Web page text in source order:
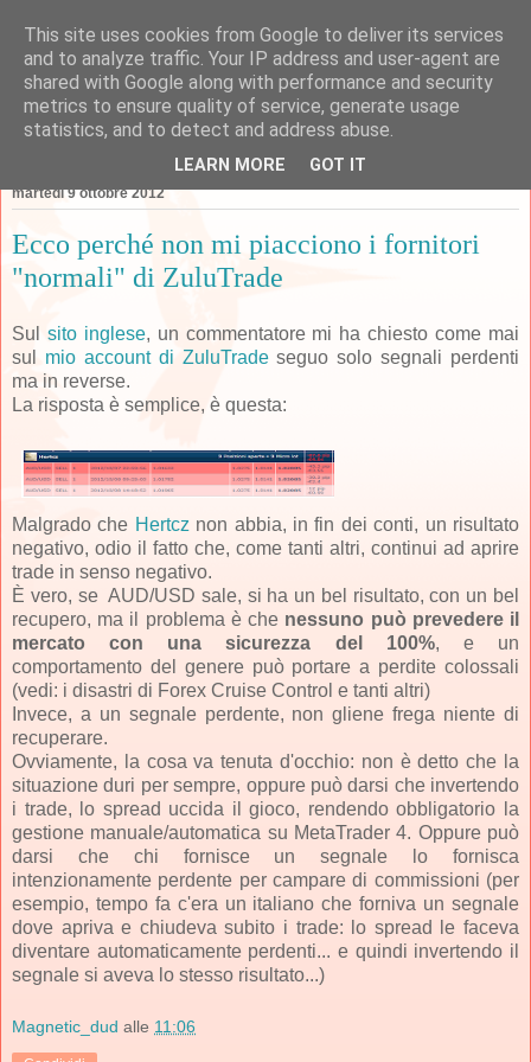
Forexperimenti
martedì 9 ottobre 2012
Ecco perché non mi piacciono i fornitori
"normali" di ZuluTrade
Sul sito inglese, un commentatore mi ha chiesto come mai
sul mio account di ZuluTradeseguo solo segnali perdenti
ma in reverse.
La risposta è semplice, è questa:
Malgrado che Hertcz non abbia, in fin dei conti, un risultato
negativo, odio il fatto che, come tanti altri, continui ad aprire
trade in senso negativo.
È vero, se AUD/USD sale, si ha un bel risultato, con un bel
recupero, ma il problema è che nessuno può prevedere il
mercato con una sicurezza del 100%, e un
comportamento del genere può portare a perdite colossali
(vedi: i disastri di Forex Cruise Control e tanti altri)
Invece, a un segnale perdente, non gliene frega niente di
recuperare.
Ovviamente, la cosa va tenuta d'occhio: non è detto che la
situazione duri per sempre, oppure può darsi che invertendo
i trade, lo spread uccida il gioco, rendendo obbligatorio la
gestione manuale/automatica su MetaTrader 4. Oppure può
darsi che chi fornisce un segnale lo fornisca
intenzionamente perdente per campare di commissioni (per
esempio, tempo fa c'era un italiano che forniva un segnale
dove apriva e chiudeva subito i trade: lo spread le faceva
diventare automaticamente perdenti... e quindi invertendo il
segnale si aveva lo stesso risultato...)
Magnetic_dud alle 11:06
This site uses cookies from Google to deliver its services
and to analyze traffic. Your IP address and user-agent are
shared with Google along with performance and security
metrics to ensure quality of service, generate usage
statistics, and to detect and address abuse.
LEARN MORE GOT IT